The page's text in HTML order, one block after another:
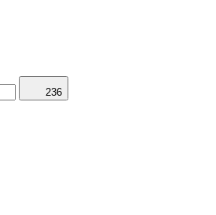
236